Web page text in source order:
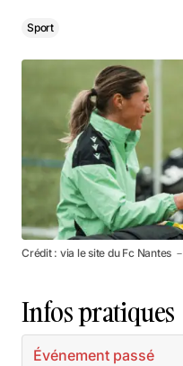
Sport
Crédit : via le site du Fc Nantes －
Infos pratiques
Événement passé